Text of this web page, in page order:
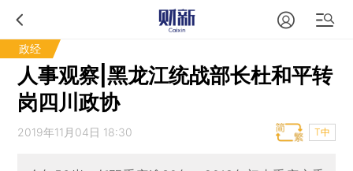
政经
人事观察|黑龙江统战部长杜和平转
岗四川政协
2019年11月04日 18:30 T中